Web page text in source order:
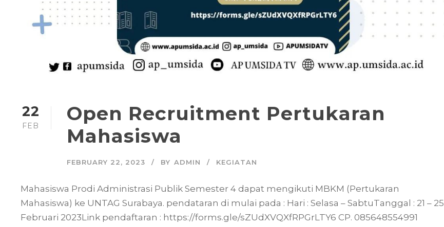
22
FEB
Open Recruitment Pertukaran
Mahasiswa
FEBRUARY 22, 2023 BY ADMIN KEGIATAN
Mahasiswa Prodi Administrasi Publik Semester 4 dapat mengikuti MBKM (Pertukaran
Mahasiswa) ke UNTAG Surabaya. pendataran di mulai pada : Hari : Selasa – SabtuTanggal : 21 – 25
Februari 2023Link pendaftaran : https://forms.gle/sZUdXVQXfRPGrLTY6 CP. 085648554991